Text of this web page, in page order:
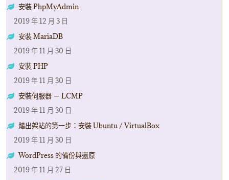
安裝 PhpMyAdmin
2019 年 12 月 3 日
安裝 MariaDB
2019 年 11 月 30 日
安裝 PHP
2019 年 11 月 30 日
安裝伺服器 － LCMP
2019 年 11 月 30 日
踏出架站的第一步：安裝 Ubuntu / VirtualBox
2019 年 11 月 30 日
WordPress 的備份與還原
2019 年 11 月 27 日